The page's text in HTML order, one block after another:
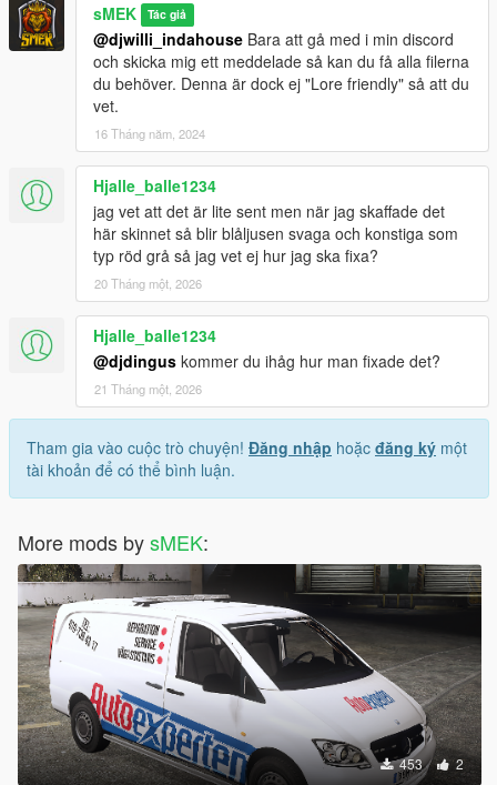
sMEK Tác giả
@djwilli_indahouse Bara att gå med i min discord
och skicka mig ett meddelade så kan du få alla filerna
du behöver. Denna är dock ej "Lore friendly" så att du
vet.
16 Tháng năm, 2024
Hjalle_balle1234
jag vet att det är lite sent men när jag skaffade det
här skinnet så blir blåljusen svaga och konstiga som
typ röd grå så jag vet ej hur jag ska fixa?
20 Tháng một, 2026
Hjalle_balle1234
@djdingus kommer du ihåg hur man fixade det?
21 Tháng một, 2026
Tham gia vào cuộc trò chuyện! Đăng nhập hoặc đăng ký một
tài khoản để có thể bình luận.
More mods bysMEK:
453 2